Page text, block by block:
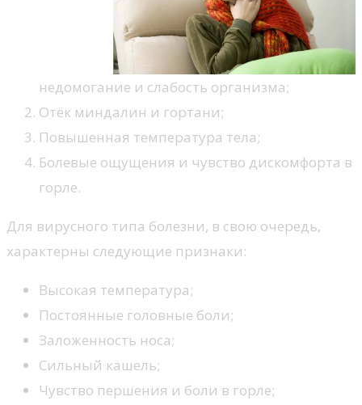
недомогание и слабость организма;
Отёк миндалин и гортани;
Повышенная температура тела;
Болевые ощущения и чувство дискомфорта в
горле.
Для вирусного типа болезни, в свою очередь,
характерны следующие признаки:
Высокая температура;
Постоянные головные боли;
Заложенность носа;
Сильный кашель;
Чувство першения и боли в горле;